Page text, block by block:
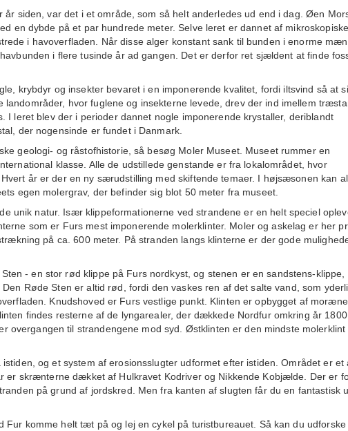
år siden, var det i et område, som så helt anderledes ud end i dag. Øen
en dybde på et par hundrede meter. Selve leret er dannet af
i havoverfladen. Når disse alger konstant sank til bunden i enorme
i flere tusinde år ad gangen. Det er derfor ret sjældent at finde
krybdyr og insekter bevaret i en imponerende kvalitet, fordi iltsvind så at
landområder, hvor fuglene og insekterne levede, drev der ind imellem
I leret blev der i perioder dannet nogle imponerende krystaller, deriblandt
der nogensinde er fundet i Danmark.
geologi- og råstofhistorie, så besøg Moler Museet. Museet rummer en
klasse. Alle de udstillede genstande er fra lokalområdet, hvor
år er der en ny særudstilling med skiftende temaer. I højsæsonen kan
egen molergrav, der befinder sig blot 50 meter fra museet.
unik natur. Især klippeformationerne ved strandene er en helt speciel
som er Furs mest imponerende molerklinter. Moler og askelag er her
på ca. 600 meter. På stranden langs klinterne er der gode
- en stor rød klippe på Furs nordkyst, og stenen er en sandstens-klippe,
Røde Sten er altid rød, fordi den vaskes ren af det salte vand, som
Knudshoved er Furs vestlige punkt. Klinten er opbygget af
findes resterne af de lyngarealer, der dækkede Nordfur omkring år
overgangen til strandengene mod syd. Østklinten er den mindste molerklint
og et system af erosionsslugter udformet efter istiden. Området er et
er skrænterne dækket af Hulkravet Kodriver og Nikkende Kobjælde. Der er
på grund af jordskred. Men fra kanten af slugten får du en fantastisk
Fur komme helt tæt på og lej en cykel på turistbureauet. Så kan du udforske